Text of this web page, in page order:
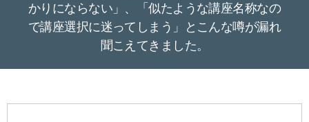
かりにならない」、「似たような講座名称なの
で講座選択に迷ってしまう」とこんな噂が漏れ
聞こえてきました。